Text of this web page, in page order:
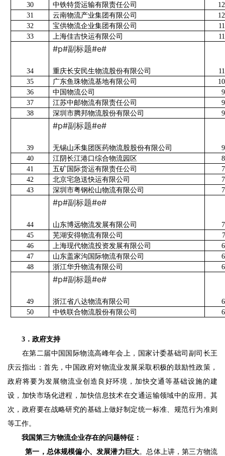
30
中铁特货运输有限责任公司
31
云南物流产业集团有限公司
32
宝供物流企业集团有限公司
33
上海佳吉快运有限公司
34
#p#副标题#e#
重庆长安民生物流股份有限公司
35
广东鱼珠物流基地有限公司
36
中国物流公司
37
江苏中邮物流有限责任公司
38
深圳市腾邦物流股份有限公司
39
#p#副标题#e#
无锡山禾集团医药物流股股份有限公司
40
江阴长江港口综合物流园区
41
五矿国际货运有限责任公司
42
北京宅急送快运有限公司
43
深圳市粤钢松山物流有限公司
44
#p#副标题#e#
山东博远物流发展有限公司
45
芜湖安得物流有限公司
46
上海现代物流投资发展有限公司
47
山东盖家沟国际物流有限公司
48
浙江华升物流有限公司
49
#p#副标题#e#
浙江省八达物流有限公司
50
中铁联合物流股份有限公司
3 ．政府支持
在第二届中国国际物流高峰年会上，国家计委基础司副司长王
庆云指出：首先，中国政府对物流业发展采取积极的鼓励性政策，
政府将要为发展物流业创造良好环境，加快交通等基础设施的建
设，加快市场化进程，加快信息技术在交通运输领域中的应用。其
次，政府要在战略研究的基础上做好制定统一标准、规范行为准则
等工作。
我国第三方物流企业存在的问题特征：
第一，总体规模偏小、发展潜力巨大。总体上讲，第三方物流